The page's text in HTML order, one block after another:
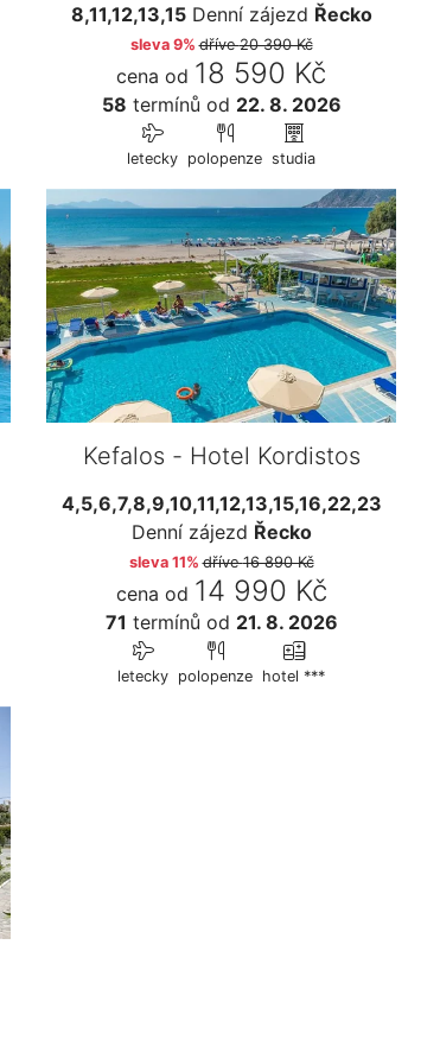
8,11,12,13,15Denní zájezd Řecko
sleva 9% dříve20 390 Kč
cena od 18 590 Kč
58 termínů od 22. 8. 2026
letecky polopenze studia
Kefalos - Hotel Kordistos
4,5,6,7,8,9,10,11,12,13,15,16,22,23
Denní zájezd Řecko
sleva 11% dříve16 890 Kč
cena od 14 990 Kč
71 termínů od 21. 8. 2026
letecky polopenze hotel ***